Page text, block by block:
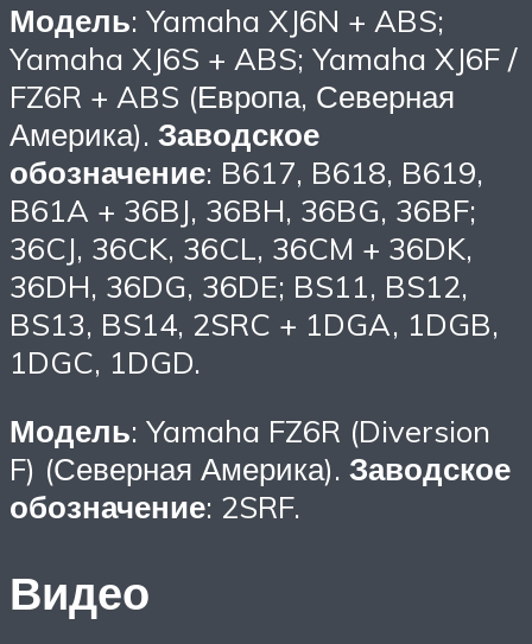
Модель: Yamaha XJ6N + ABS;
Yamaha XJ6S + ABS; Yamaha XJ6F /
FZ6R + ABS (Европа, Северная
Америка). Заводское
обозначение: B617, B618, B619,
B61A + 36BJ, 36BH, 36BG, 36BF;
36CJ, 36CK, 36CL, 36CM + 36DK,
36DH, 36DG, 36DE; BS11, BS12,
BS13, BS14, 2SRC + 1DGA, 1DGB,
1DGC, 1DGD.
Модель: Yamaha FZ6R (Diversion
F) (Северная Америка). Заводское
обозначение: 2SRF.
Видео